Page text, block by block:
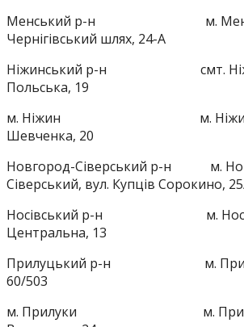
Менський р-н м. Мена,
Чернігівський шлях, 24-А
Ніжинський р-н смт.
Польська, 19
м. Ніжин м. Ніжин,
Шевченка, 20
Новгород-Сіверський р-н м.
Сіверський, вул. Купців Сорокино,
Носівський р-н м.
Центральна, 13
Прилуцький р-н м.
60/503
м. Прилуки м.